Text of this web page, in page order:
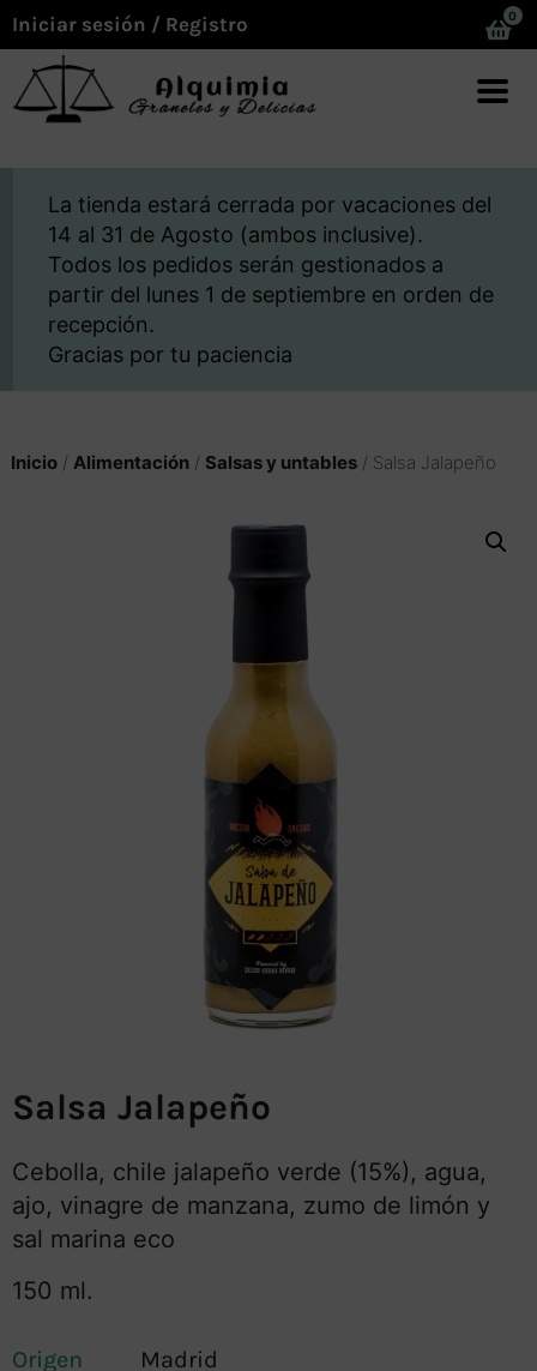
Iniciar sesión / Registro 0
La tienda estará cerrada por vacaciones del
14 al 31 de Agosto (ambos inclusive).
Todos los pedidos serán gestionados a
partir del lunes 1 de septiembre en orden de
recepción.
Gracias por tu paciencia
Inicio/ Alimentación/ Salsas y untables/ Salsa Jalapeño
Salsa Jalapeño
Cebolla, chile jalapeño verde (15%), agua,
ajo, vinagre de manzana, zumo de limón y
sal marina eco
150 ml.
Origen
Madrid